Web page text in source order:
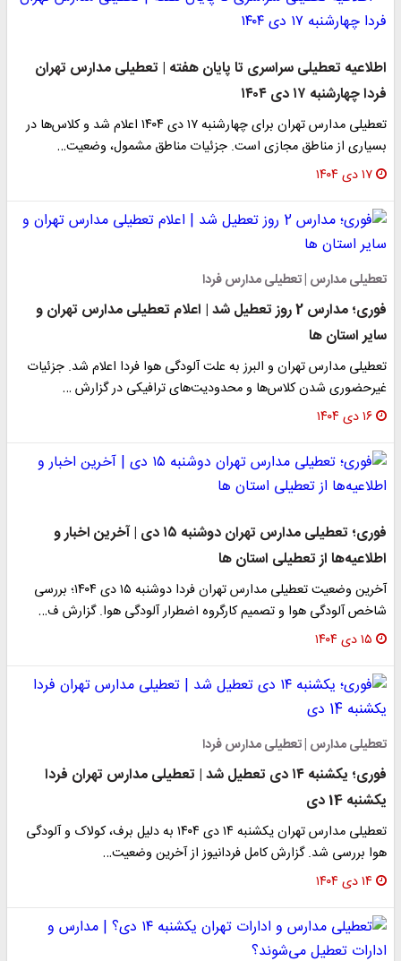
اطلاعیه تعطیلی سراسری تا پایان هفته | تعطیلی مدارس تهران
فردا چهارشنبه ۱۷ دی ۱۴۰۴
تعطیلی مدارس تهران برای چهارشنبه ۱۷ دی ۱۴۰۴ اعلام شد و کلاس‌ها در
بسیاری از مناطق مجازی است. جزئیات مناطق مشمول، وضعیت…
۱۷ دی ۱۴۰۴
تعطیلی مدارس | تعطیلی مدارس فردا
فوری؛ مدارس 2 روز تعطیل شد | اعلام تعطیلی مدارس تهران و
سایر استان ها
تعطیلی مدارس تهران و البرز به علت آلودگی هوا فردا اعلام شد. جزئیات
غیرحضوری شدن کلاس‌ها و محدودیت‌های ترافیکی در گزارش …
۱۶ دی ۱۴۰۴
فوری؛ تعطیلی مدارس تهران دوشنبه ۱۵ دی | آخرین اخبار و
اطلاعیه‌ها از تعطیلی استان ها
آخرین وضعیت تعطیلی مدارس تهران فردا دوشنبه ۱۵ دی ۱۴۰۴؛ بررسی
شاخص آلودگی هوا و تصمیم کارگروه اضطرار آلودگی هوا. گزارش ف…
۱۵ دی ۱۴۰۴
تعطیلی مدارس | تعطیلی مدارس فردا
فوری؛ یکشنبه ۱۴ دی تعطیل شد | تعطیلی مدارس تهران فردا
یکشنبه 14 دی
تعطیلی مدارس تهران یکشنبه ۱۴ دی ۱۴۰۴ به دلیل برف، کولاک و آلودگی
هوا بررسی شد. گزارش کامل فردانیوز از آخرین وضعیت…
۱۴ دی ۱۴۰۴